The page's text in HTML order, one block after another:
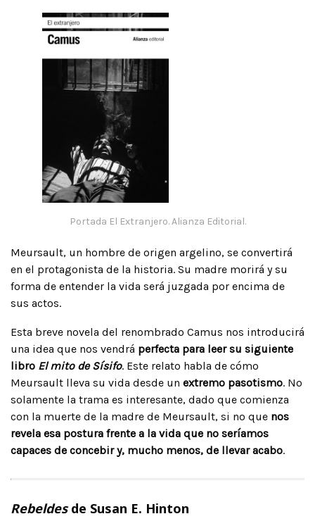
Portada El Extranjero. Alianza Editorial.
Meursault, un hombre de origen argelino, se convertirá
en el protagonista de la historia. Su madre morirá y su
forma de entender la vida será juzgada por encima de
sus actos.
Esta breve novela del renombrado Camus nos introducirá
una idea que nos vendrá perfecta para leer su siguiente
libro El mito de Sísifo. Este relato habla de cómo
Meursault lleva su vida desde un extremo pasotismo. No
solamente la trama es interesante, dado que comienza
con la muerte de la madre de Meursault, si no que nos
revela esa postura frente a la vida que no seríamos
capaces de concebir y, mucho menos, de llevar acabo.
Rebeldesde Susan E. Hinton